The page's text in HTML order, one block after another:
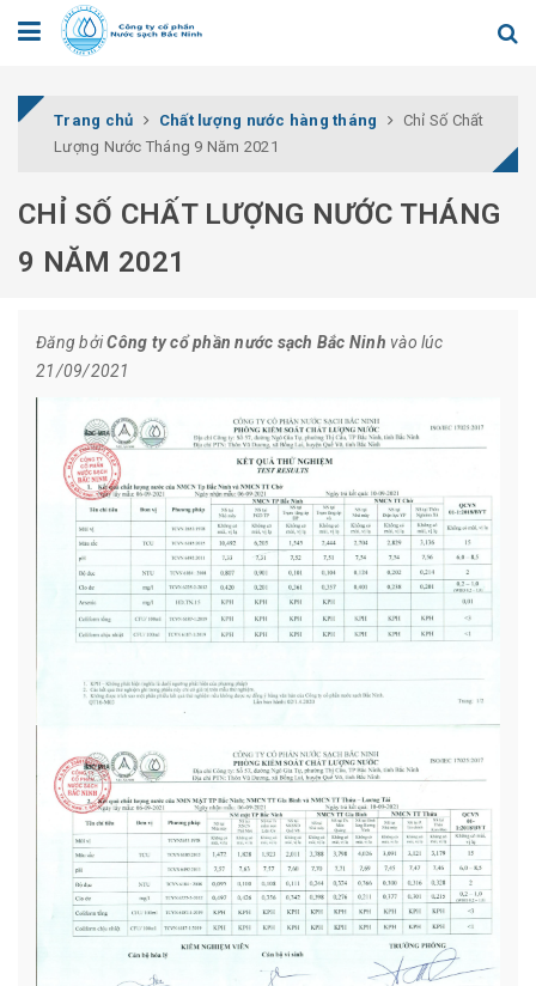
Trang chủ Chất lượng nước hàng tháng
Chỉ Số Chất
Lượng Nước Tháng 9 Năm 2021
CHỈ SỐ CHẤT LƯỢNG NƯỚC THÁNG
9 NĂM 2021
Đăng bởiCông ty cổ phần nước sạch Bắc Ninh vào lúc
21/09/2021